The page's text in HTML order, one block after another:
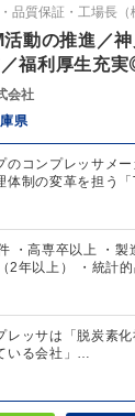
品質保証・工場長（
動の推進／神
福利厚生充
会社
県
のコンプレッサメー
体制の変革を担う
・高専卒以上 ・製
2年以上） ・統計
レッサは「脱炭素
いる会社」…